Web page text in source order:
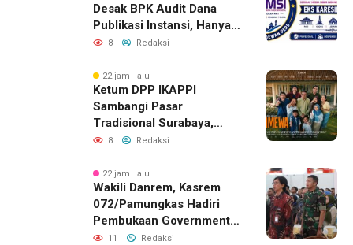
Desak BPK Audit Dana
Publikasi Instansi, Hanya
untuk Perusahaan Pers
8 Redaksi
22 jam lalu
Ketum DPP IKAPPI
Sambangi Pasar
Tradisional Surabaya,
Akhiri Agenda dengan
ISTIMEWA
8 Redaksi
22 jam lalu
Wakili Danrem, Kasrem
072/Pamungkas Hadiri
Pembukaan Government
Procurement Forum &
11 Redaksi